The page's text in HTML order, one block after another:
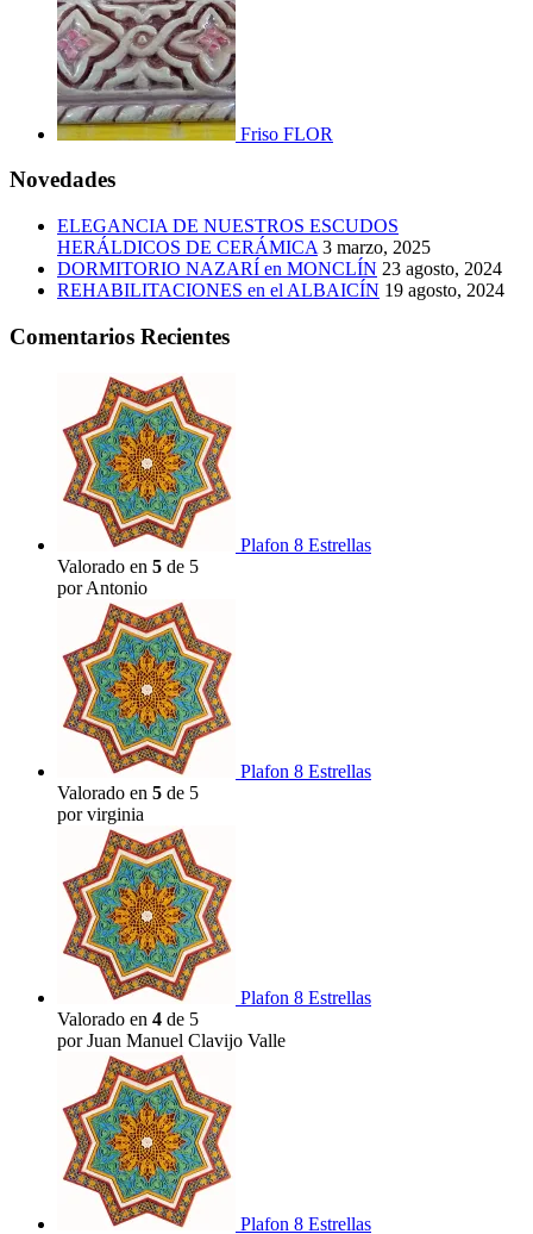
Friso FLOR
Novedades
ELEGANCIA DE NUESTROS ESCUDOS
HERÁLDICOS DE CERÁMICA 3 marzo, 2025
DORMITORIO NAZARÍ en MONCLÍN 23 agosto, 2024
REHABILITACIONES en el ALBAICÍN 19 agosto, 2024
Comentarios Recientes
Plafon 8 Estrellas
Valorado en 5 de 5
por Antonio
Plafon 8 Estrellas
Valorado en 5 de 5
por virginia
Plafon 8 Estrellas
Valorado en 4 de 5
por Juan Manuel Clavijo Valle
Plafon 8 Estrellas